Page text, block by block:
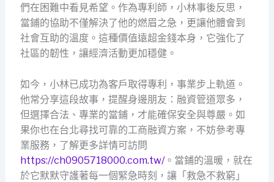
們在困難中看見希望。作為專利師，小林事後反思，
當鋪的協助不僅解決了他的燃眉之急，更讓他體會到
社會互助的溫度。這種價值遠超金錢本身，它強化了
社區的韌性，讓經濟活動更加穩健。
如今，小林已成功為客戶取得專利，事業步上軌道。
他常分享這段故事，提醒身邊朋友：融資管道眾多，
但選擇合法、專業的當鋪，才能確保安全與尊嚴。如
果你也在台北尋找可靠的工商融資方案，不妨參考專
業服務，了解更多詳情可訪問
https://ch0905718000.com.tw/。當鋪的溫暖，就在
於它默默守護著每一個緊急時刻，讓「救急不救窮」